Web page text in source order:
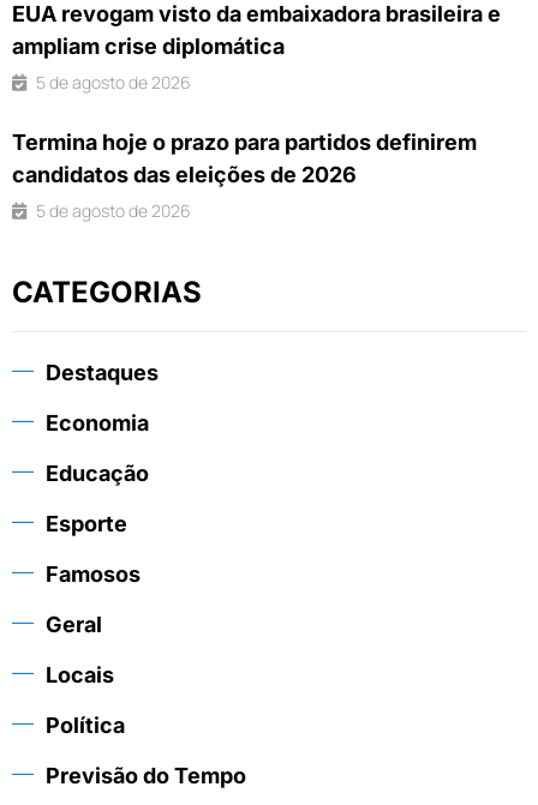
EUA revogam visto da embaixadora brasileira e
ampliam crise diplomática
5 de agosto de 2026
Termina hoje o prazo para partidos definirem
candidatos das eleições de 2026
5 de agosto de 2026
CATEGORIAS
Destaques
Economia
Educação
Esporte
Famosos
Geral
Locais
Política
Previsão do Tempo